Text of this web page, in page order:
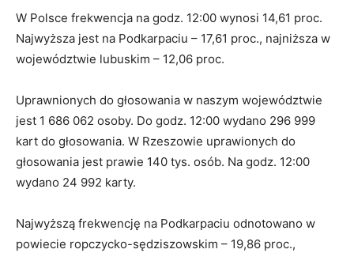
W Polsce frekwencja na godz. 12:00 wynosi 14,61 proc.
Najwyższa jest na Podkarpaciu – 17,61 proc., najniższa w
województwie lubuskim – 12,06 proc.
Uprawnionych do głosowania w naszym województwie
jest 1 686 062 osoby. Do godz. 12:00 wydano 296 999
kart do głosowania. W Rzeszowie uprawionych do
głosowania jest prawie 140 tys. osób. Na godz. 12:00
wydano 24 992 karty.
Najwyższą frekwencję na Podkarpaciu odnotowano w
powiecie ropczycko-sędziszowskim – 19,86 proc.,